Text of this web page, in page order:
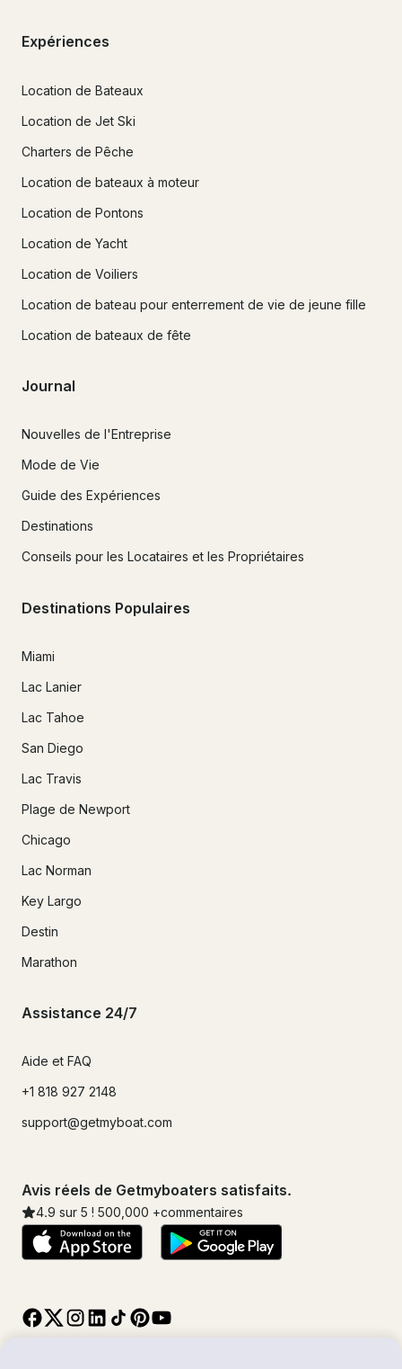
Expériences
Location de Bateaux
Location de Jet Ski
Charters de Pêche
Location de bateaux à moteur
Location de Pontons
Location de Yacht
Location de Voiliers
Location de bateau pour enterrement de vie de jeune fille
Location de bateaux de fête
Journal
Nouvelles de l'Entreprise
Mode de Vie
Guide des Expériences
Destinations
Conseils pour les Locataires et les Propriétaires
Destinations Populaires
Miami
Lac Lanier
Lac Tahoe
San Diego
Lac Travis
Plage de Newport
Chicago
Lac Norman
Key Largo
Destin
Marathon
Assistance 24/7
Aide et FAQ
+1 818 927 2148
support@getmyboat.com
Avis réels de Getmyboaters satisfaits.
4.9 sur 5 ! 500,000 +commentaires